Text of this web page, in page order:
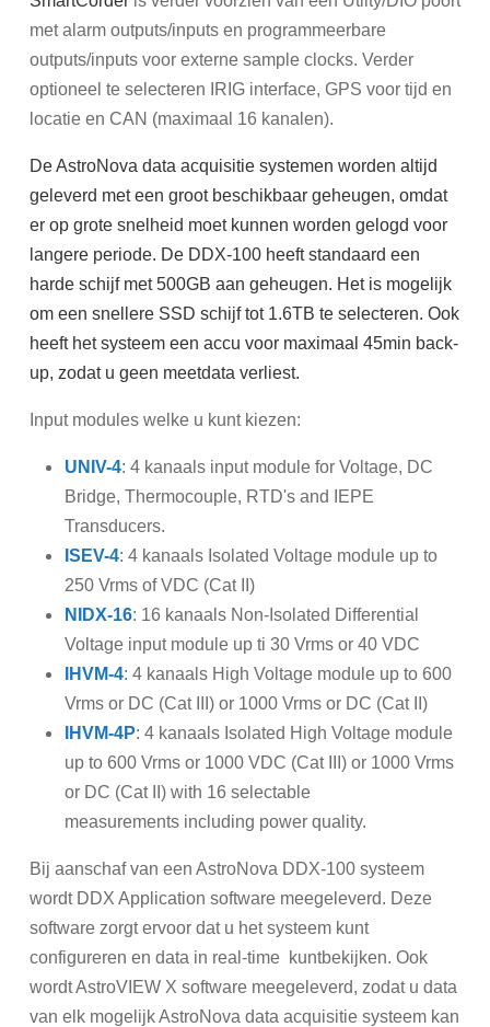
met alarm outputs/inputs en programmeerbare
outputs/inputs voor externe sample clocks. Verder
optioneel te selecteren IRIG interface, GPS voor tijd en
locatie en CAN (maximaal 16 kanalen).
De AstroNova data acquisitie systemen worden altijd
geleverd met een groot beschikbaar geheugen, omdat
er op grote snelheid moet kunnen worden gelogd voor
langere periode. De DDX-100 heeft standaard een
harde schijf met 500GB aan geheugen. Het is mogelijk
om een snellere SSD schijf tot 1.6TB te selecteren. Ook
heeft het systeem een accu voor maximaal 45min back-
up, zodat u geen meetdata verliest.
Input modules welke u kunt kiezen:
UNIV-4: 4 kanaals input module for Voltage, DC
Bridge, Thermocouple, RTD's and IEPE
Transducers.
ISEV-4: 4 kanaals Isolated Voltage module up to
250 Vrms of VDC (Cat II)
NIDX-16: 16 kanaals Non-Isolated Differential
Voltage input module up ti 30 Vrms or 40 VDC
IHVM-4: 4 kanaals High Voltage module up to 600
Vrms or DC (Cat III) or 1000 Vrms or DC (Cat II)
IHVM-4P: 4 kanaals Isolated High Voltage module
up to 600 Vrms or 1000 VDC (Cat III) or 1000 Vrms
or DC (Cat II) with 16 selectable
measurements including power quality.
Bij aanschaf van een AstroNova DDX-100 systeem
wordt DDX Application software meegeleverd. Deze
software zorgt ervoor dat u het systeem kunt
configureren en data in real-time kuntbekijken. Ook
wordt AstroVIEW X software meegeleverd, zodat u data
van elk mogelijk AstroNova data acquisitie systeem kan